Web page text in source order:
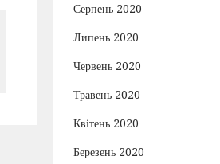
Серпень 2020
Липень 2020
Червень 2020
Травень 2020
Квітень 2020
Березень 2020